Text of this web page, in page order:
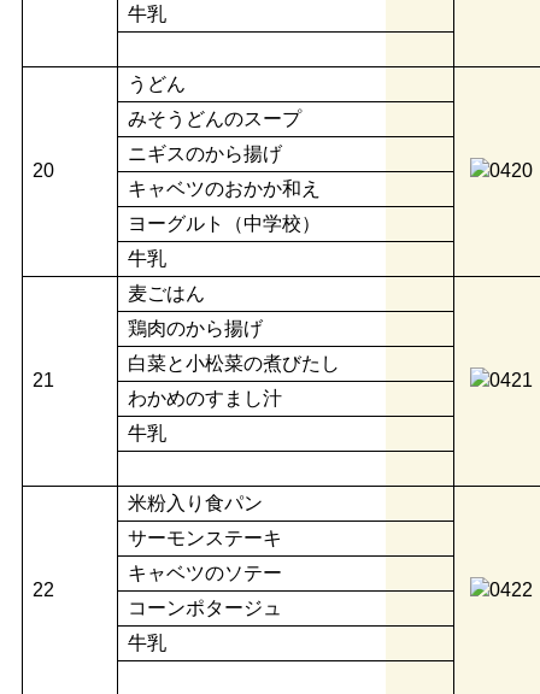
牛乳
20
うどん
みそうどんのスープ
ニギスのから揚げ
キャベツのおかか和え
ヨーグルト（中学校）
牛乳
21
麦ごはん
鶏肉のから揚げ
白菜と小松菜の煮びたし
わかめのすまし汁
牛乳
22
米粉入り食パン
サーモンステーキ
キャベツのソテー
コーンポタージュ
牛乳